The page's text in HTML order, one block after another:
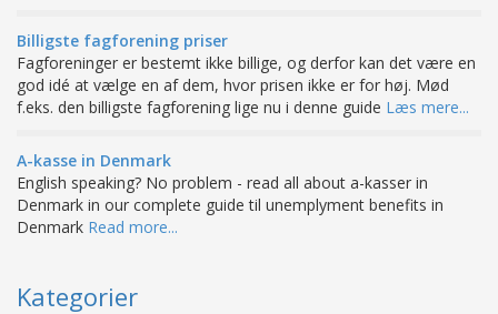
Billigste fagforening priser
Fagforeninger er bestemt ikke billige, og derfor kan det være en
god idé at vælge en af dem, hvor prisen ikke er for høj. Mød
f.eks. den billigste fagforening lige nu i denne guide Læs mere...
A-kasse in Denmark
English speaking? No problem - read all about a-kasser in
Denmark in our complete guide til unemplyment benefits in
Denmark Read more...
Kategorier